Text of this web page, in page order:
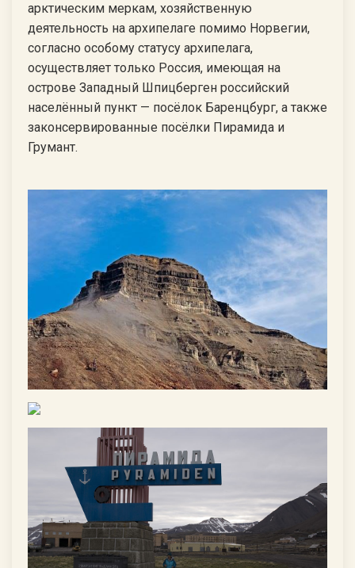
арктическим меркам, хозяйственную
деятельность на архипелаге помимо Норвегии,
согласно особому статусу архипелага,
осуществляет только Россия, имеющая на
острове Западный Шпицберген российский
населённый пункт — посёлок Баренцбург, а также
законсервированные посёлки Пирамида и
Грумант.